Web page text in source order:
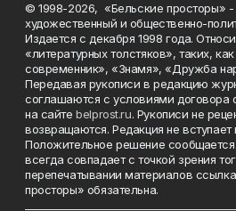
© 1998-2026, «Бельские просторы» -
художественный и общественно-
Издается с декабря 1998 года.
«литературных толстяков», таких,
современник», «Знамя», «Дружба
Передавая рукописи в редакцию
соглашаются с условиями договора
на сайтеbelprost.ru. Рукописи не
возвращаются. Редакция не
Положительное решение
всегда совпадает с точкой зрения
перепечатывании материалов
просторы» обязательна.